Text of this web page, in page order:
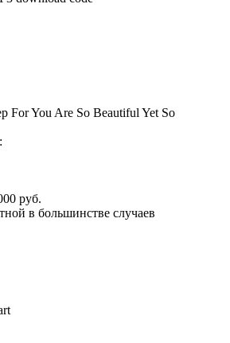
For You Are So Beautiful Yet So
руб.
в большинстве случаев